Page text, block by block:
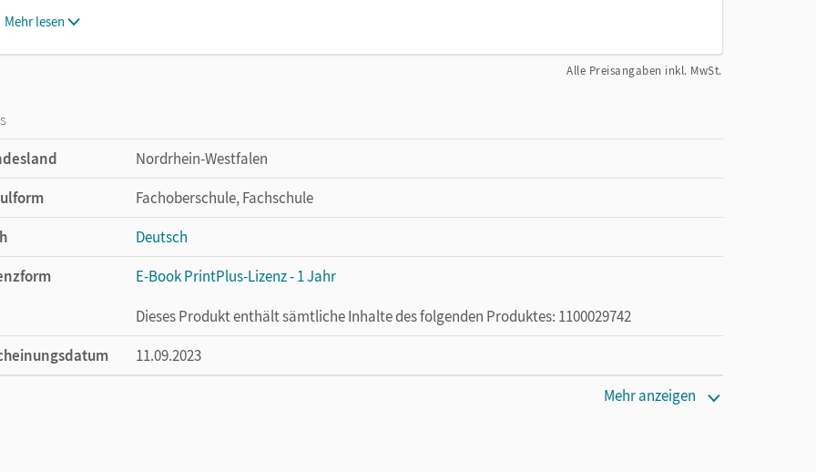
Mehr lesen
Alle Preisangaben inkl. MwSt.
Nordrhein-Westfalen
Fachoberschule, Fachschule
Deutsch
E-Book PrintPlus-Lizenz - 1 Jahr
Dieses Produkt enthält sämtliche Inhalte des folgenden Produktes: 1100029742
11.09.2023
Die kostengünstige Lizenz für diejenigen, die das E-Book ein Jahr lang ergänzend zum Print-
Mehr anzeigen